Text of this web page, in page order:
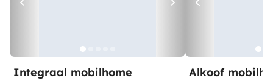
Integraal mobilhome Alkoof